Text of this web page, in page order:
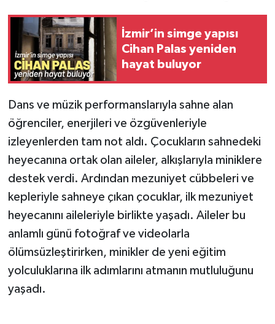
İzmir’in simge yapısı
Cihan Palas yeniden
hayat buluyor
Dans ve müzik performanslarıyla sahne alan
öğrenciler, enerjileri ve özgüvenleriyle
izleyenlerden tam not aldı. Çocukların sahnedeki
heyecanına ortak olan aileler, alkışlarıyla miniklere
destek verdi. Ardından mezuniyet cübbeleri ve
kepleriyle sahneye çıkan çocuklar, ilk mezuniyet
heyecanını aileleriyle birlikte yaşadı. Aileler bu
anlamlı günü fotoğraf ve videolarla
ölümsüzleştirirken, minikler de yeni eğitim
yolculuklarına ilk adımlarını atmanın mutluluğunu
yaşadı.